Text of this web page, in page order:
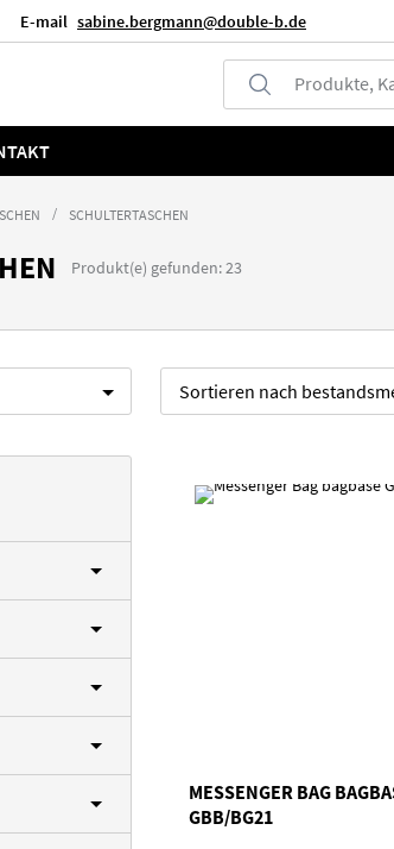
E-mail sabine.bergmann@double-b.de
Produkte,
SCHULTERTASCHEN
Produkt(e) gefunden: 23
Sortieren nach
MESSENGER BAG
GBB/BG21